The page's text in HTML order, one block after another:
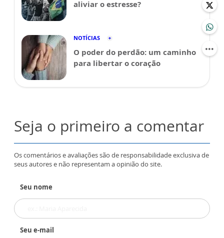
aliviar o estresse?
NOTÍCIAS
O poder do perdão: um caminho
para libertar o coração
Seja o primeiro a comentar
Os comentários e avaliações são de responsabilidade exclusiva de
seus autores e não representam a opinião do site.
Seu nome
Seu e-mail